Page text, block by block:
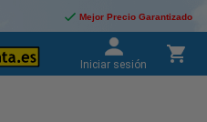
Mejor Precio Garantizado
Iniciar sesión